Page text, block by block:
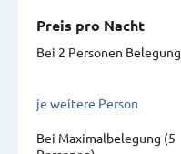
Preis pro Nacht
Bei 2 Personen Belegung
je weitere Person
Bei Maximal­belegung (5